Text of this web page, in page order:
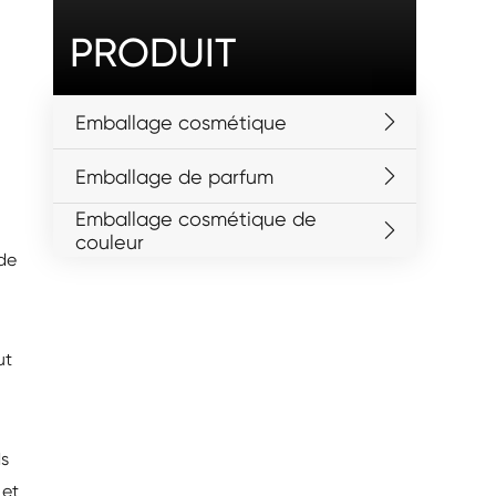
et
PRODUIT
Emballage cosmétique
Emballage de parfum
Emballage cosmétique de
couleur